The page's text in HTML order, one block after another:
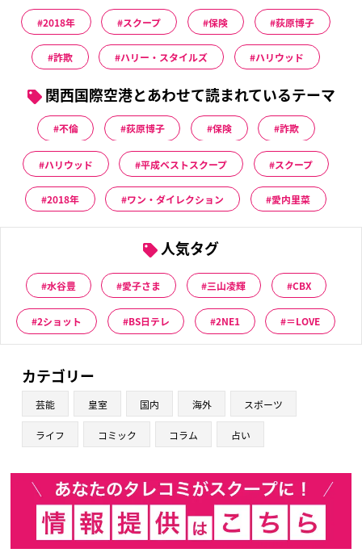
2018年 スクープ 保険 荻原博子
詐欺 ハリー・スタイルズ ハリウッド
関西国際空港とあわせて読まれているテーマ
不倫 荻原博子 保険 詐欺
ハリウッド 平成ベストスクープ スクープ
2018年 ワン・ダイレクション 愛内里菜
人気タグ
水谷豊 愛子さま 三山凌輝 CBX
2ショット BS日テレ 2NE1 ＝LOVE
カテゴリー
芸能 皇室 国内 海外 スポーツ
ライフ コミック コラム 占い